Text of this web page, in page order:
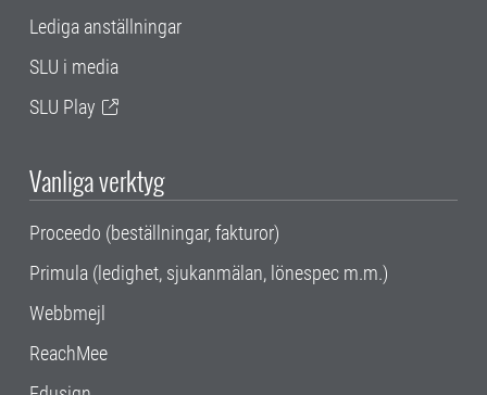
Lediga anställningar
SLU i media
SLU Play
Vanliga verktyg
Proceedo (beställningar, fakturor)
Primula (ledighet, sjukanmälan, lönespec m.m.)
Webbmejl
ReachMee